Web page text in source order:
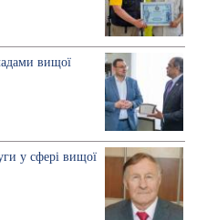
вищої
у сфері вищої